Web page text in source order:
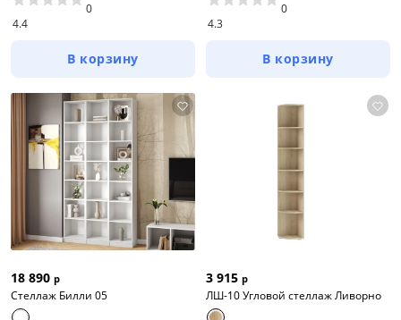
4.4
0
В корзину
4.3
0
В корзину
18 890 р
Стеллаж Билли 05
3 915 р
ЛШ-10 Угловой стеллаж Ливорно